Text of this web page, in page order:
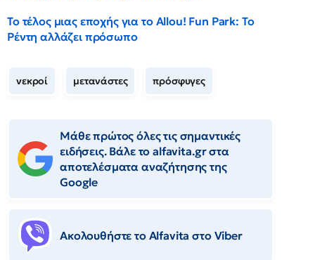
Το τέλος μιας εποχής για το Allou! Fun Park: Το
Ρέντη αλλάζει πρόσωπο
νεκροί μετανάστες πρόσφυγες
Μάθε πρώτος όλες τις σημαντικές
ειδήσεις. Βάλε το alfavita.gr στα
αποτελέσματα αναζήτησης της
Google
Ακολουθήστε το Αlfavita στο Viber